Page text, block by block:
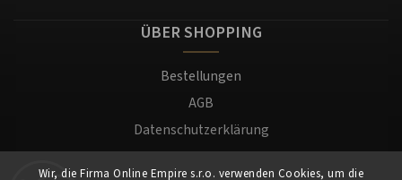
Wir, die Firma Online Empire s.r.o. verwenden Cookies, um die
ÜBER SHOPPING
Bestellungen
AGB
Datenschutzerklärung
Versand und Zahlung